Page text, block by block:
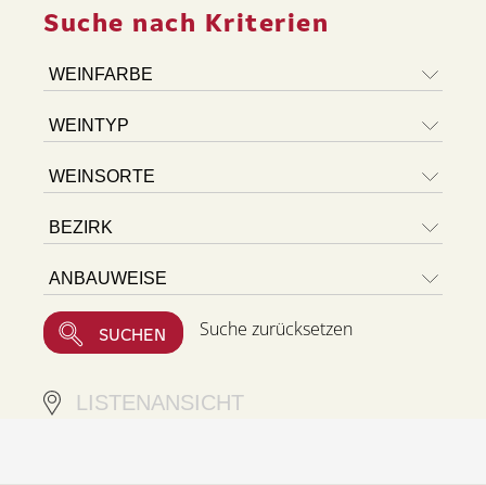
Suche nach Kriterien
Suche zurücksetzen